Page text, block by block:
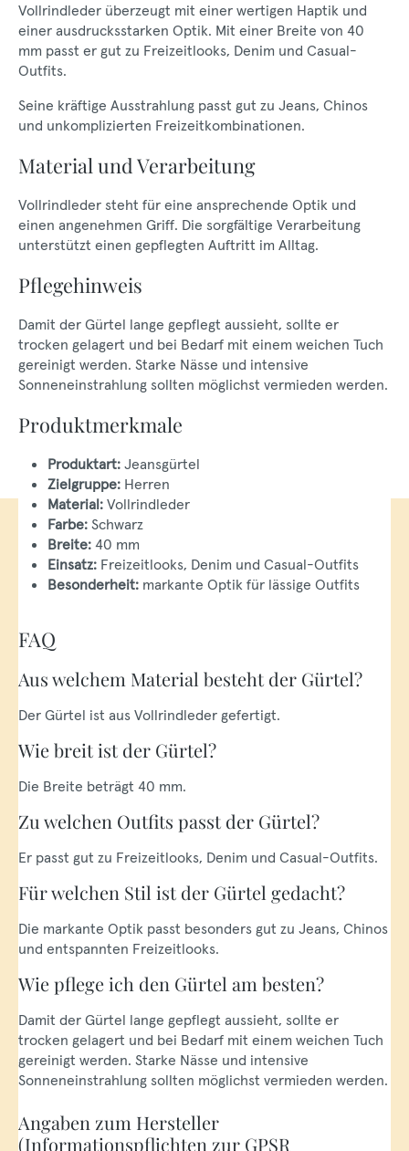
Vollrindleder überzeugt mit einer wertigen Haptik und
einer ausdrucksstarken Optik. Mit einer Breite von 40
mm passt er gut zu Freizeitlooks, Denim und Casual-
Outfits.
Seine kräftige Ausstrahlung passt gut zu Jeans, Chinos
und unkomplizierten Freizeitkombinationen.
Material und Verarbeitung
Vollrindleder steht für eine ansprechende Optik und
einen angenehmen Griff. Die sorgfältige Verarbeitung
unterstützt einen gepflegten Auftritt im Alltag.
Pflegehinweis
Damit der Gürtel lange gepflegt aussieht, sollte er
trocken gelagert und bei Bedarf mit einem weichen Tuch
gereinigt werden. Starke Nässe und intensive
Sonneneinstrahlung sollten möglichst vermieden werden.
Produktmerkmale
Produktart: Jeansgürtel
Zielgruppe: Herren
Material: Vollrindleder
Farbe: Schwarz
Breite: 40 mm
Einsatz: Freizeitlooks, Denim und Casual-Outfits
Besonderheit: markante Optik für lässige Outfits
FAQ
Aus welchem Material besteht der Gürtel?
Der Gürtel ist aus Vollrindleder gefertigt.
Wie breit ist der Gürtel?
Die Breite beträgt 40 mm.
Zu welchen Outfits passt der Gürtel?
Er passt gut zu Freizeitlooks, Denim und Casual-Outfits.
Für welchen Stil ist der Gürtel gedacht?
Die markante Optik passt besonders gut zu Jeans, Chinos
und entspannten Freizeitlooks.
Wie pflege ich den Gürtel am besten?
Damit der Gürtel lange gepflegt aussieht, sollte er
trocken gelagert und bei Bedarf mit einem weichen Tuch
gereinigt werden. Starke Nässe und intensive
Sonneneinstrahlung sollten möglichst vermieden werden.
Angaben zum Hersteller
(Informationspflichten zur GPSR